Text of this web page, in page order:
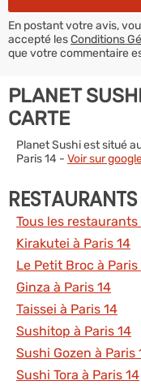
En postant votre avis,
accepté lesConditions
que votre commentaire
PLANET
CARTE
Planet Sushi est situé
Paris 14 - Voir sur
Tous les restaurants
Kirakutei à Paris 14
Le Petit Broc à Paris
Ginza à Paris 14
Taissei à Paris 14
Sushitop à Paris 14
Sushi Gozen à Paris
Sushi Tora à Paris 14